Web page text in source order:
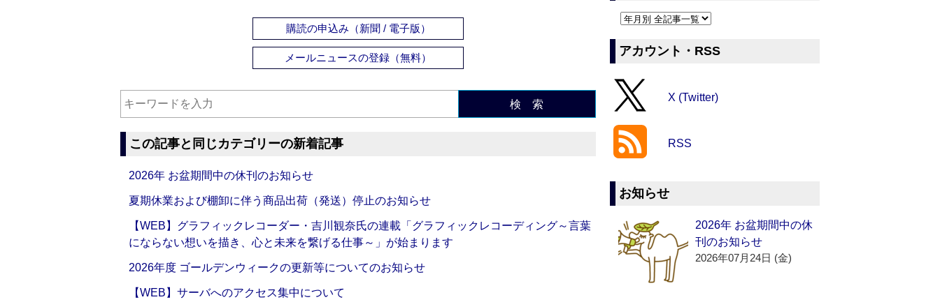
購読の申込み（新聞 / 電子版）
メールニュースの登録（無料）
検 索
この記事と同じカテゴリーの新着記事
2026年 お盆期間中の休刊のお知らせ
夏期休業および棚卸に伴う商品出荷（発送）停止のお知らせ
【WEB】グラフィックレコーダー・吉川観奈氏の連載「グラフィックレコーディング～言葉
にならない想いを描き、心と未来を繋げる仕事～」が始まります
2026年度 ゴールデンウィークの更新等についてのお知らせ
【WEB】サーバへのアクセス集中について
アカウント・RSS
X (Twitter)
RSS
お知らせ
2026年 お盆期間中の休
刊のお知らせ
2026年07月24日 (金)